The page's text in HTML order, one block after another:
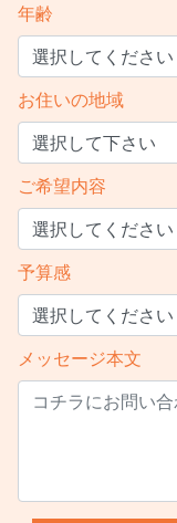
年齢
お住いの地域
ご希望内容
予算感
メッセージ本文